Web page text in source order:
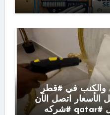
والكنب في #قطر
الأسعار اتصل الآن